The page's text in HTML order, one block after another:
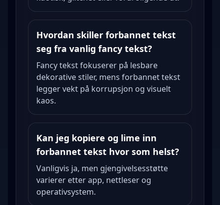
Hvordan skiller forbannet tekst
seg fra vanlig fancy tekst?
Fancy tekst fokuserer på lesbare
dekorative stiler, mens forbannet tekst
legger vekt på korrupsjon og visuelt
kaos.
Kan jeg kopiere og lime inn
forbannet tekst hvor som helst?
Vanligvis ja, men gjengivelsesstøtte
varierer etter app, nettleser og
operativsystem.